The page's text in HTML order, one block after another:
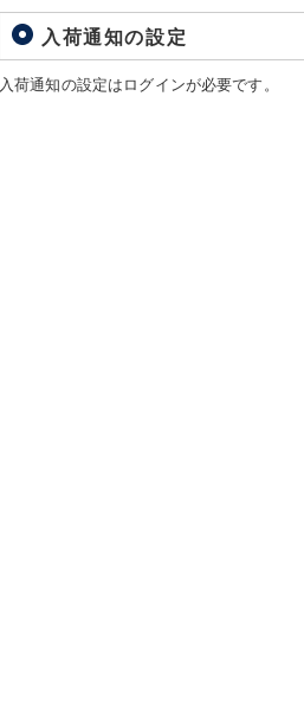
入荷通知の設定
入荷通知の設定はログインが必要です。